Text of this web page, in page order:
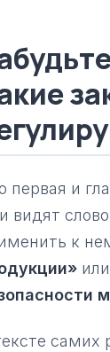
первая и
видят
к
самих